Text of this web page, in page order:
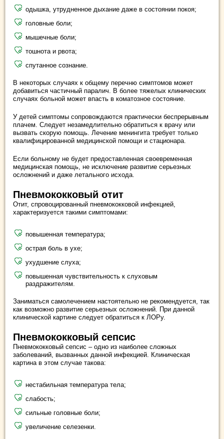
одышка, утрудненное дыхание даже в состоянии покоя;
головные боли;
мышечные боли;
тошнота и рвота;
спутанное сознание.
В некоторых случаях к общему перечню симптомов может
добавиться частичный паралич. В более тяжелых клинических
случаях больной может впасть в коматозное состояние.
У детей симптомы сопровождаются практически беспрерывным
плачем. Следует незамедлительно обратиться к врачу или
вызвать скорую помощь. Лечение менингита требует только
квалифицированной медицинской помощи и стационара.
Если больному не будет предоставленная своевременная
медицинская помощь, не исключение развитие серьезных
осложнений и даже летального исхода.
Пневмококковый отит
Отит, спровоцированный пневмококковой инфекцией,
характеризуется такими симптомами:
повышенная температура;
острая боль в ухе;
ухудшение слуха;
повышенная чувствительность к слуховым
раздражителям.
Заниматься самолечением настоятельно не рекомендуется, так
как возможно развитие серьезных осложнений. При данной
клинической картине следует обратиться к ЛОРу.
Пневмококковый сепсис
Пневмококковый сепсис – одно из наиболее сложных
заболеваний, вызванных данной инфекцией. Клиническая
картина в этом случае такова:
нестабильная температура тела;
слабость;
сильные головные боли;
увеличение селезенки.